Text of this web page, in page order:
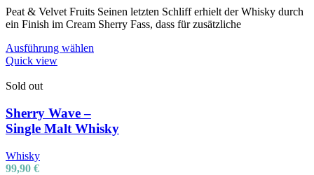
Peat & Velvet Fruits Seinen letzten Schliff erhielt der Whisky durch
ein Finish im Cream Sherry Fass, dass für zusätzliche
Ausführung wählen
Quick view
Sold out
Sherry Wave –
Single Malt Whisky
Whisky
99,90 €